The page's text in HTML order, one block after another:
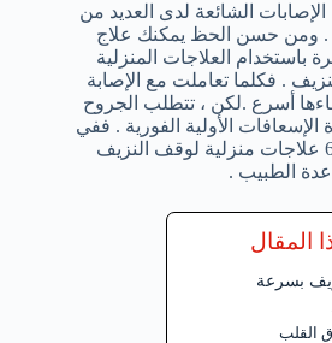
الشائعة لدى العديد من
. ومن حسن الحظ يمكنك علاج
باستخدام العلاجات المنزلية
. فكلما تعاملت مع الإصابة
أسرع .لكن ، تتطلب الجروح
الإسعافات الأولية الفورية . ففي
هذه المقالة سنتعرف على 6 علاجات منزلية لوقف النزيف
الطبيب .
المقال
بسرعة